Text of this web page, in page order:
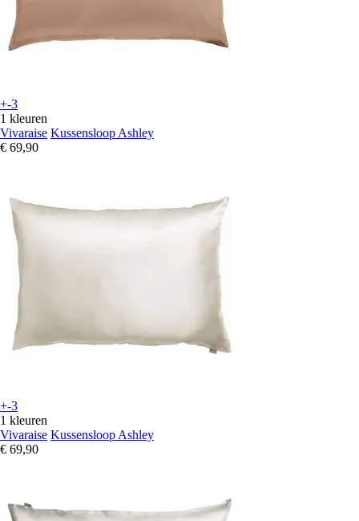
+-3
1 kleuren
Vivaraise Kussensloop Ashley
€ 69,90
+-3
1 kleuren
Vivaraise Kussensloop Ashley
€ 69,90